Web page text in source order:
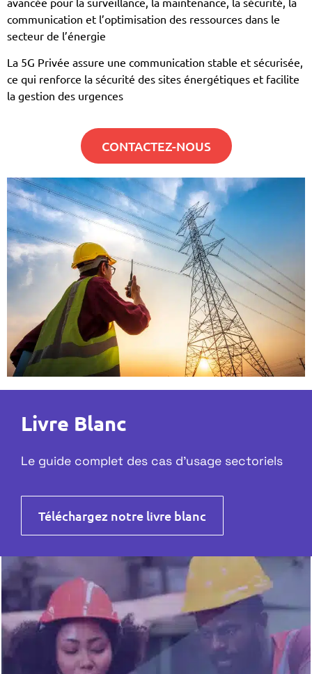
communication et l’optimisation des ressources dans le
secteur de l’énergie
La 5G Privée assure une communication stable et sécurisée,
ce qui renforce la sécurité des sites énergétiques et facilite
la gestion des urgences
CONTACTEZ-NOUS
Livre Blanc
Le guide complet des cas d’usage sectoriels
Téléchargez notre livre blanc